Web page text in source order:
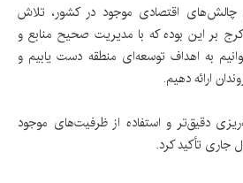
چالش‌های اقتصادی موجود در کشور، تلاش
شهرداری منطقه ۸ کرج بر این بوده که با مدیریت صحیح منابع و
به اهداف توسعه‌ای منطقه دست یابیم و
ارائه دهیم.
دقیق‌تر و استفاده از ظرفیت‌های موجود
جاری تأکید کرد.